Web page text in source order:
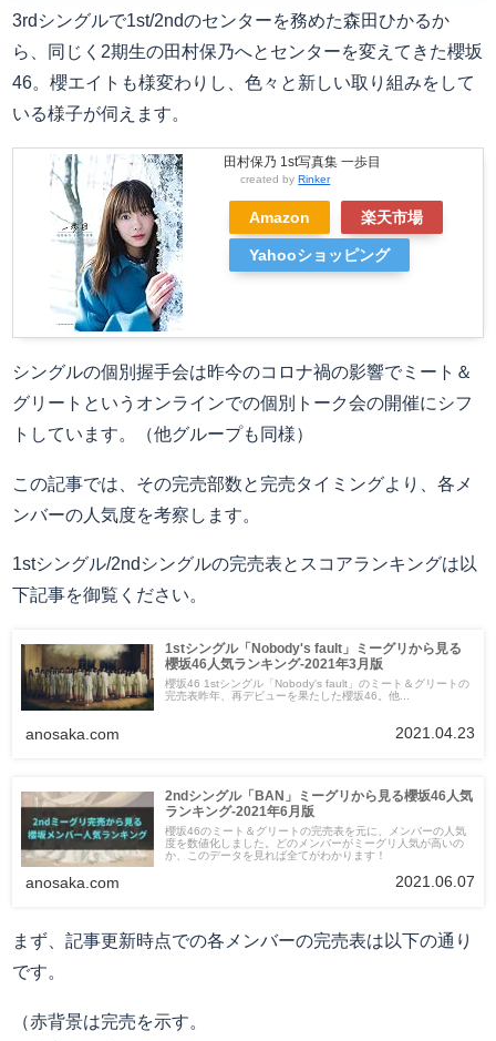
3rdシングルで1st/2ndのセンターを務めた森田ひかるか
ら、同じく2期生の田村保乃へとセンターを変えてきた櫻坂
46。櫻エイトも様変わりし、色々と新しい取り組みをして
いる様子が伺えます。
田村保乃 1st写真集 一歩目
created byRinker
Amazon 楽天市場
Yahooショッピング
シングルの個別握手会は昨今のコロナ禍の影響でミート＆
グリートというオンラインでの個別トーク会の開催にシフ
トしています。（他グループも同様）
この記事では、その完売部数と完売タイミングより、各メ
ンバーの人気度を考察します。
1stシングル/2ndシングルの完売表とスコアランキングは以
下記事を御覧ください。
1stシングル「Nobody's fault」ミーグリから見る
櫻坂46人気ランキング-2021年3月版
櫻坂46 1stシングル「Nobody's fault」のミート＆グリートの
完売表昨年、再デビューを果たした櫻坂46。他...
anosaka.com 2021.04.23
2ndシングル「BAN」ミーグリから見る櫻坂46人気
ランキング-2021年6月版
櫻坂46のミート＆グリートの完売表を元に、メンバーの人気
度を数値化しました。どのメンバーがミーグリ人気が高いの
か、このデータを見れば全てがわかります！
anosaka.com 2021.06.07
まず、記事更新時点での各メンバーの完売表は以下の通り
です。
（赤背景は完売を示す。